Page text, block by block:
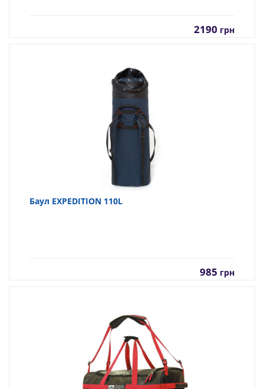
2190 грн
Баул EXPEDITION 110L
985 грн